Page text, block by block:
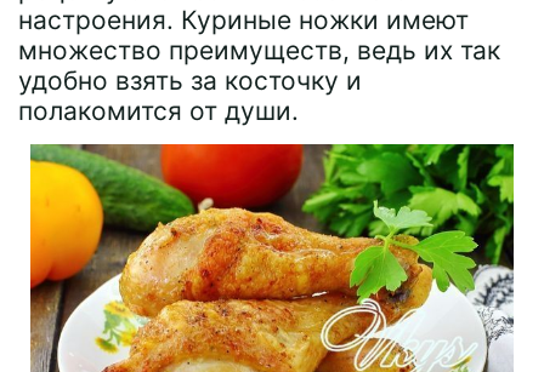
настроения. Куриные ножки имеют
множество преимуществ, ведь их так
удобно взять за косточку и
полакомится от души.